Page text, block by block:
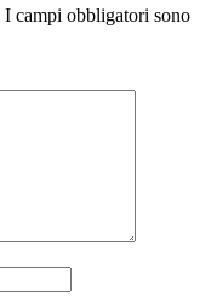
I campi obbligatori sono